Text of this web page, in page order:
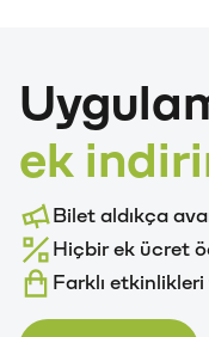
ek
Bilet aldıkça
Hiçbir ek ücret
Farklı